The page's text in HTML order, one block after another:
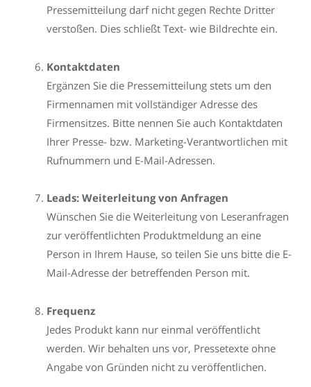
Pressemitteilung darf nicht gegen Rechte Dritter
verstoßen. Dies schließt Text- wie Bildrechte ein.
Kontaktdaten
Ergänzen Sie die Pressemitteilung stets um den
Firmennamen mit vollständiger Adresse des
Firmensitzes. Bitte nennen Sie auch Kontaktdaten
Ihrer Presse- bzw. Marketing-Verantwortlichen mit
Rufnummern und E-Mail-Adressen.
Leads: Weiterleitung von Anfragen
Wünschen Sie die Weiterleitung von Leseranfragen
zur veröffentlichten Produktmeldung an eine
Person in Ihrem Hause, so teilen Sie uns bitte die E-
Mail-Adresse der betreffenden Person mit.
Frequenz
Jedes Produkt kann nur einmal veröffentlicht
werden. Wir behalten uns vor, Pressetexte ohne
Angabe von Gründen nicht zu veröffentlichen.